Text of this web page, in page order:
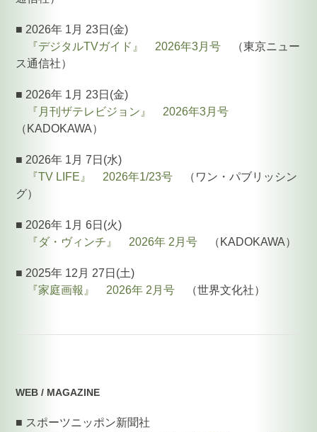
■ 2026年 1月 23日(金)
『デジタルTVガイド』 2026年3月号 （東京ニュー
ス通信社）
■ 2026年 1月 23日(金)
『月刊ザテレビジョン』 2026年3月号
（KADOKAWA）
■ 2026年 1月 7日(水)
『TV LIFE』 2026年1/23号 （ワン・パブリッシン
グ）
■ 2026年 1月 6日(火)
『ダ・ヴィンチ』 2026年 2月号 （KADOKAWA）
■ 2025年 12月 27日(土)
『家庭画報』 2026年 2月号 （世界文化社）
WEB / MAGAZINE
■ スポーツニッポン新聞社